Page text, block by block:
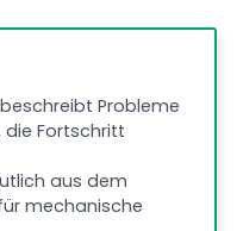
beschreibt Probleme
die Fortschritt
aus dem
mechanische